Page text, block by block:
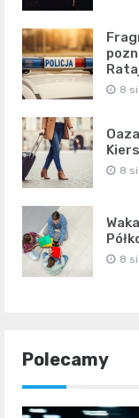
8
8
8
Polecamy